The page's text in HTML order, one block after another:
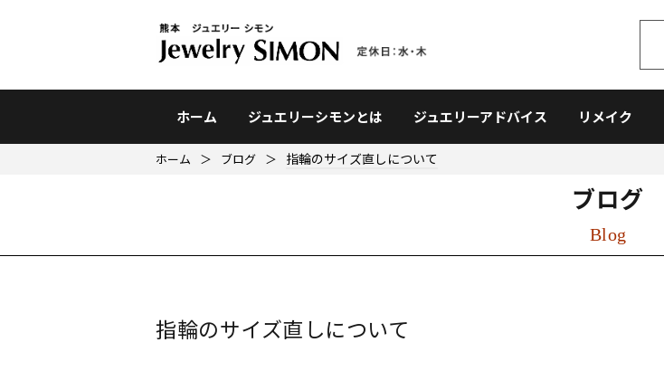
ホーム ジュエリーシモンとは ジュエリーアドバイス リメイク
ホーム ＞ ブログ ＞ 指輪のサイズ直しについて
ブログ
Blog
指輪のサイズ直しについて